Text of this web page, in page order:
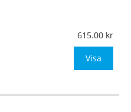
(väggmontage)
mått upp till 0,03m²)
615.00
Visa